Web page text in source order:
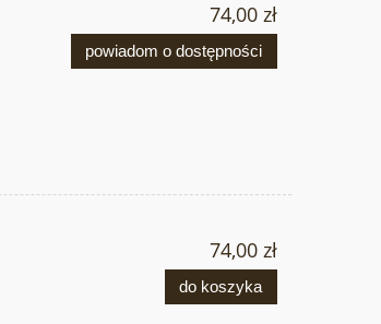
74,00 zł
powiadom o dostępności
74,00 zł
do koszyka